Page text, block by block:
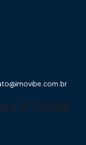
D'Oeste